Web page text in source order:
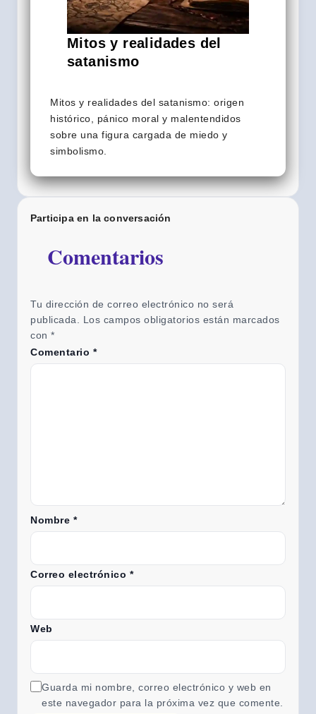
Mitos y realidades del
satanismo
Mitos y realidades del satanismo: origen
histórico, pánico moral y malentendidos
sobre una figura cargada de miedo y
simbolismo.
Participa en la conversación
Comentarios
Tu dirección de correo electrónico no será
publicada.
Los campos obligatorios están marcados
con *
Comentario *
Nombre *
Correo electrónico *
Web
Guarda mi nombre, correo electrónico y web en
este navegador para la próxima vez que comente.